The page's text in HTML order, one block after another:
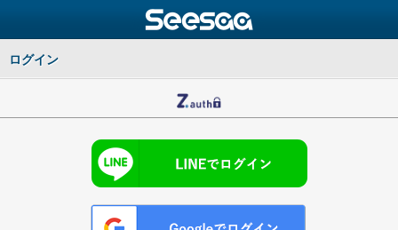
ログイン